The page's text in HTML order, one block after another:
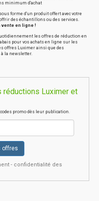
minimum d'achat
forme d'un produit offert avec votre
des échantillons ou des services.
en ligne !
les offres de réduction en
pour vos achats en ligne sur les
offres Luximer ainsi que des
la newsletter.
Luximer et
promo dès leur publication.
offres
- confidentialité des